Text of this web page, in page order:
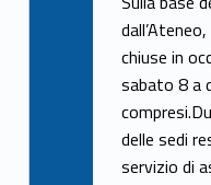
e
b
o
o
chiuse in
sabato 8 a
delle sedi
servizio di